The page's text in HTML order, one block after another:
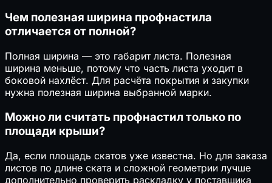
Чем полезная ширина профнастила
отличается от полной?
Полная ширина — это габарит листа. Полезная
ширина меньше, потому что часть листа уходит в
боковой нахлёст. Для расчёта покрытия и закупки
нужна полезная ширина выбранной марки.
Можно ли считать профнастил только по
площади крыши?
Да, если площадь скатов уже известна. Но для заказа
листов по длине ската и сложной геометрии лучше
дополнительно проверить раскладку у поставщика